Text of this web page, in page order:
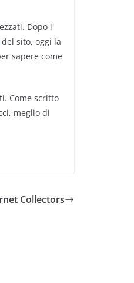
Dopo i
del sito, oggi la
sapere come
Come scritto
meglio di
Collectors